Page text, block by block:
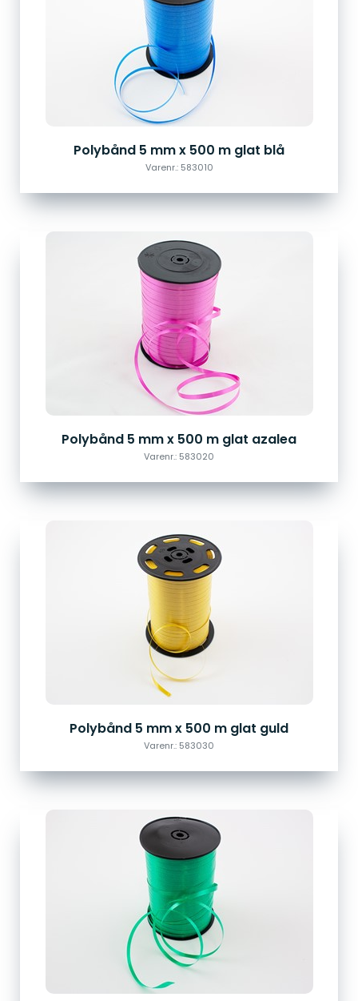
Polybånd 5 mm x 500 m glat blå
Varenr.: 583010
Polybånd 5 mm x 500 m glat azalea
Varenr.: 583020
Polybånd 5 mm x 500 m glat guld
Varenr.: 583030